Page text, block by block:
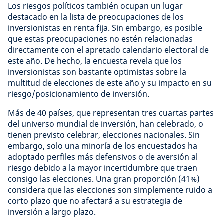
Los riesgos políticos también ocupan un lugar
destacado en la lista de preocupaciones de los
inversionistas en renta fija. Sin embargo, es posible
que estas preocupaciones no estén relacionadas
directamente con el apretado calendario electoral de
este año. De hecho, la encuesta revela que los
inversionistas son bastante optimistas sobre la
multitud de elecciones de este año y su impacto en su
riesgo/posicionamiento de inversión.
Más de 40 países, que representan tres cuartas partes
del universo mundial de inversión, han celebrado, o
tienen previsto celebrar, elecciones nacionales. Sin
embargo, solo una minoría de los encuestados ha
adoptado perfiles más defensivos o de aversión al
riesgo debido a la mayor incertidumbre que traen
consigo las elecciones. Una gran proporción (41%)
considera que las elecciones son simplemente ruido a
corto plazo que no afectará a su estrategia de
inversión a largo plazo.